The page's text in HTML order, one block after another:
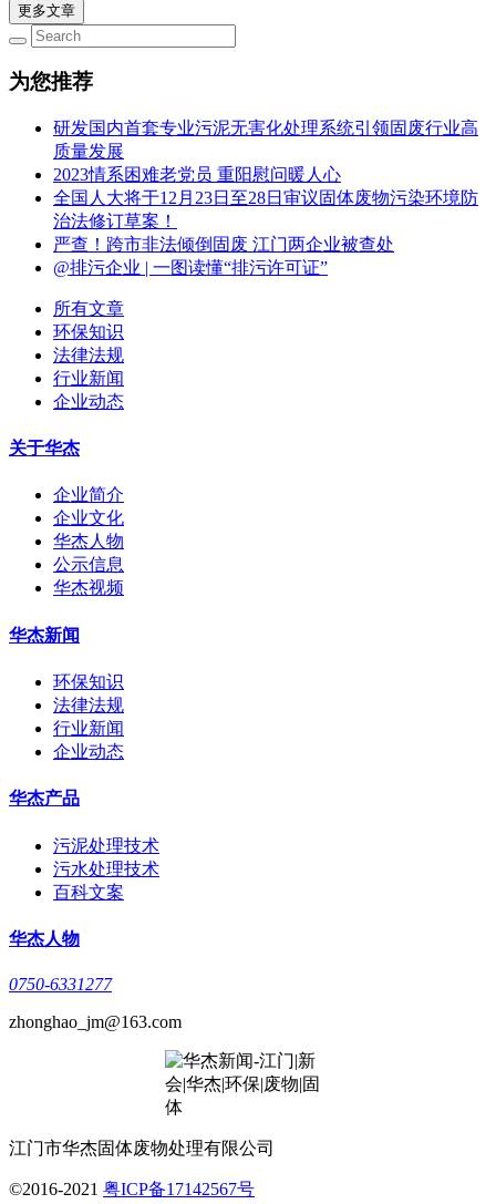
更多文章
为您推荐
研发国内首套专业污泥无害化处理系统引领固废行业高
质量发展
2023情系困难老党员 重阳慰问暖人心
全国人大将于12月23日至28日审议固体废物污染环境防
治法修订草案！
严查！跨市非法倾倒固废 江门两企业被查处
@排污企业 | 一图读懂“排污许可证”
所有文章
环保知识
法律法规
行业新闻
企业动态
关于华杰
企业简介
企业文化
华杰人物
公示信息
华杰视频
华杰新闻
环保知识
法律法规
行业新闻
企业动态
华杰产品
污泥处理技术
污水处理技术
百科文案
华杰人物
0750-6331277
zhonghao_jm@163.com
江门市华杰固体废物处理有限公司
©2016-2021 粤ICP备17142567号